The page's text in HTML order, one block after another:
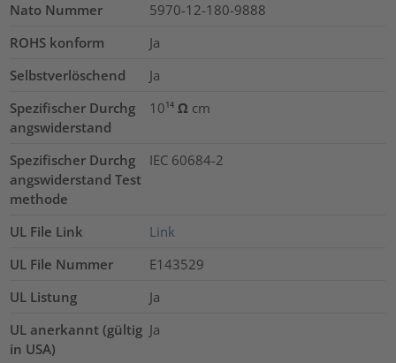
Nato Nummer
5970-12-180-9888
ROHS konform
Ja
Selbstverlöschend
Ja
Spezifischer Durchg
angswiderstand
10¹⁴ Ω cm
Spezifischer Durchg
angswiderstand Test
methode
IEC 60684-2
UL File Link
Link
UL File Nummer
E143529
UL Listung
Ja
UL anerkannt (gültig
in USA)
Ja